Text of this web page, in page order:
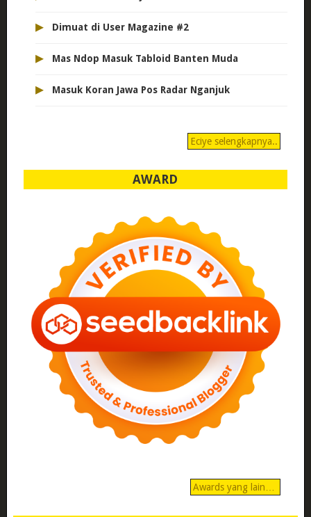
▸ Dimuat di User Magazine #2
▸ Mas Ndop Masuk Tabloid Banten Muda
▸ Masuk Koran Jawa Pos Radar Nganjuk
Eciye selengkapnya..
AWARD
Awards yang lain…